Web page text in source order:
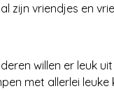
zijn vriendjes en
willen er leuk
met allerlei leuke